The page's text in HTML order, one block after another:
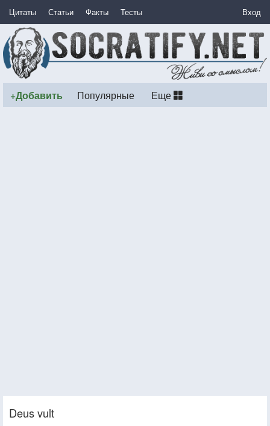
Цитаты Статьи Факты Тесты Вход
+Добавить Популярные Еще
Deus vult